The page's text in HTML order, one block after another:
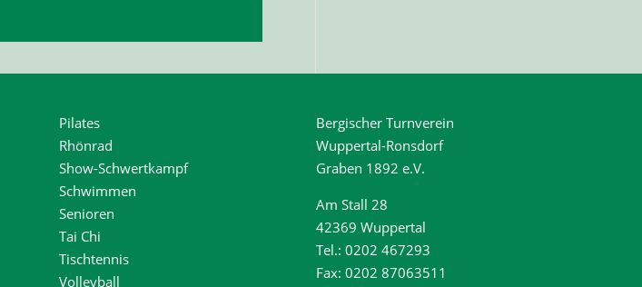
Pilates
Rhönrad
Show-Schwertkampf
Schwimmen
Senioren
Tai Chi
Tischtennis
Volleyball
Bergischer Turnverein
Wuppertal-Ronsdorf
Graben 1892 e.V.
Am Stall 28
42369 Wuppertal
Tel.: 0202 467293
Fax: 0202 87063511